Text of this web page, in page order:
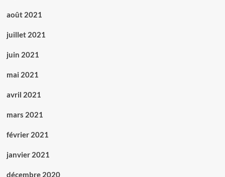
août 2021
juillet 2021
juin 2021
mai 2021
avril 2021
mars 2021
février 2021
janvier 2021
décembre 2020